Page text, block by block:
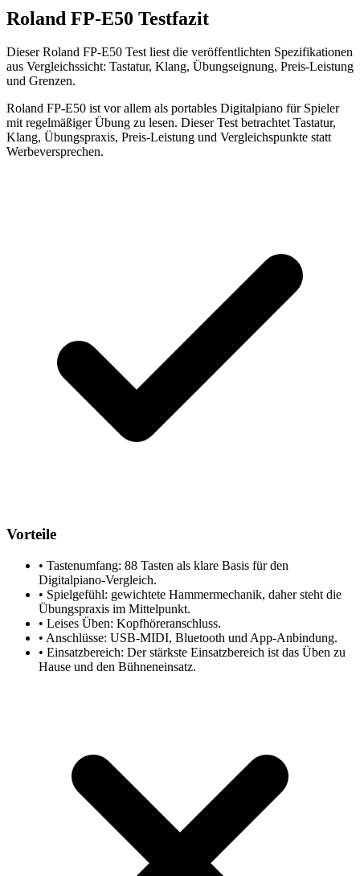
Roland FP-E50 Testfazit
Dieser Roland FP-E50 Test liest die veröffentlichten Spezifikationen
aus Vergleichssicht: Tastatur, Klang, Übungseignung, Preis-Leistung
und Grenzen.
Roland FP-E50 ist vor allem als portables Digitalpiano für Spieler
mit regelmäßiger Übung zu lesen. Dieser Test betrachtet Tastatur,
Klang, Übungspraxis, Preis-Leistung und Vergleichspunkte statt
Werbeversprechen.
Vorteile
• Tastenumfang: 88 Tasten als klare Basis für den
Digitalpiano-Vergleich.
• Spielgefühl: gewichtete Hammermechanik, daher steht die
Übungspraxis im Mittelpunkt.
• Leises Üben: Kopfhöreranschluss.
• Anschlüsse: USB-MIDI, Bluetooth und App-Anbindung.
• Einsatzbereich: Der stärkste Einsatzbereich ist das Üben zu
Hause und den Bühneneinsatz.